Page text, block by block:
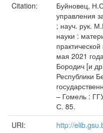
Citation:
Буйновец,
управления
; науч. рук.
науки :
мая 2021
Бородич [и
Республики
– Гомель :
С. 85.
URI:
http://